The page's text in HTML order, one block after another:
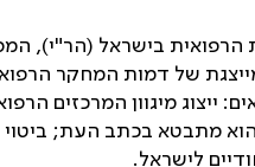
בישראל (הר"י),
של דמות המחקר
ייצוג מיגוון המרכזים
מתבטא בכתב העת; ביטוי
לישראל.